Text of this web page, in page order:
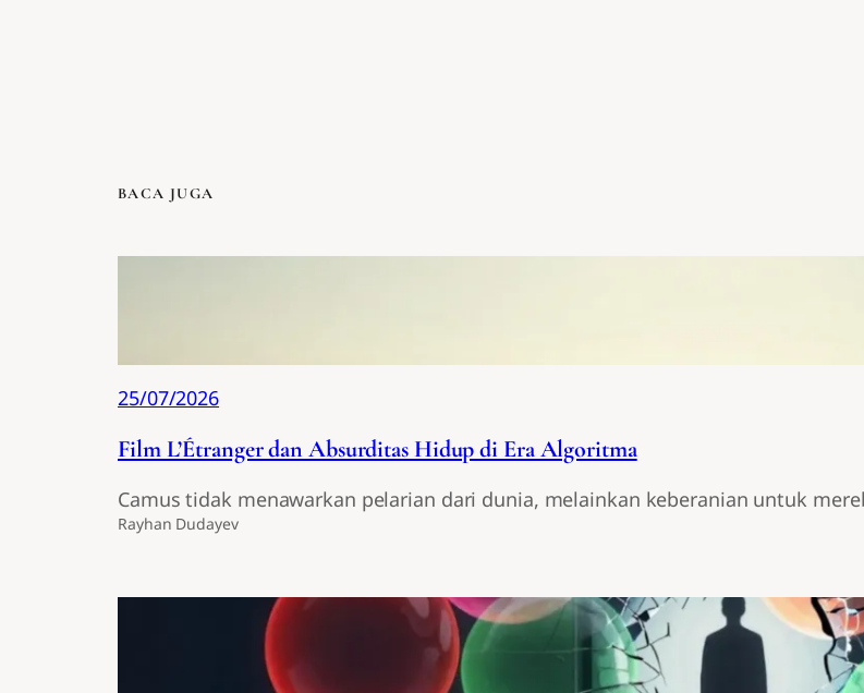
BACA JUGA
25/07/2026
Film L’Étranger dan Absurditas Hidup di Era Algoritma
Camus tidak menawarkan pelarian dari dunia, melainkan keberanian untuk
Rayhan Dudayev